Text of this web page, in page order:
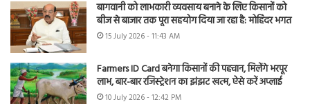
बागवानी को लाभकारी व्यवसाय बनाने के लिए किसानों को
बीज से बाजार तक पूरा सहयोग दिया जा रहा है: मोहिंदर भगत
15 July 2026 - 11:43 AM
Farmers ID Card बनेगा किसानों की पहचान, मिलेंगे भरपूर
लाभ, बार-बार रजिस्ट्रेशन का झंझट खत्म, ऐसे करें अप्लाई
10 July 2026 - 12:42 PM